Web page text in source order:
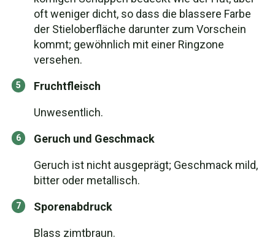
oft weniger dicht, so dass die blassere Farbe
der Stieloberfläche darunter zum Vorschein
kommt; gewöhnlich mit einer Ringzone
versehen.
Fruchtfleisch
Unwesentlich.
Geruch und Geschmack
Geruch ist nicht ausgeprägt; Geschmack mild,
bitter oder metallisch.
Sporenabdruck
Blass zimtbraun.